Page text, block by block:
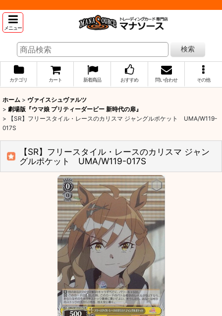
メニュー
検索
カテゴリ カート 新着商品 おすすめ 問い合わせ その他
ホーム > ヴァイスシュヴァルツ
> 劇場版『ウマ娘 プリティーダービー 新時代の扉』
>
【SR】フリースタイル・レースのカリスマ ジャングルポケット UMA/W119-
017S
【SR】フリースタイル・レースのカリスマ ジャン
グルポケット UMA/W119-017S